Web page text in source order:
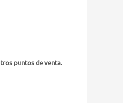
puntos de venta.